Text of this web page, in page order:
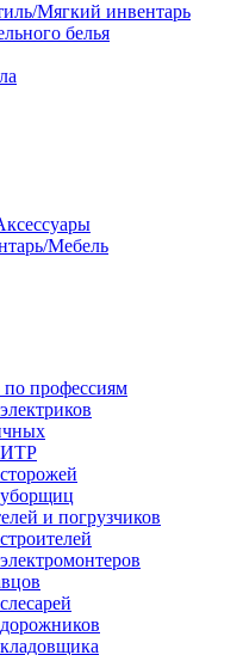
Мягкий инвентарь
белья
Мебель
профессиям
ИТР
и погрузчиков